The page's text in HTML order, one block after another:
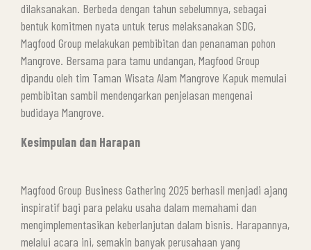
dilaksanakan. Berbeda dengan tahun sebelumnya, sebagai
bentuk komitmen nyata untuk terus melaksanakan SDG,
Magfood Group melakukan pembibitan dan penanaman pohon
Mangrove. Bersama para tamu undangan, Magfood Group
dipandu oleh tim Taman Wisata Alam Mangrove Kapuk memulai
pembibitan sambil mendengarkan penjelasan mengenai
budidaya Mangrove.
Kesimpulan dan Harapan
Magfood Group Business Gathering 2025 berhasil menjadi ajang
inspiratif bagi para pelaku usaha dalam memahami dan
mengimplementasikan keberlanjutan dalam bisnis. Harapannya,
melalui acara ini, semakin banyak perusahaan yang